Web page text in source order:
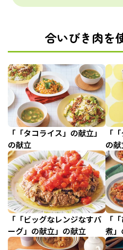
合いびき肉を
「「タコライス」の献立」
の献立
「
の献
「「ビッグなレンジなすバ
ーグ」の献立」の献立
「
煮